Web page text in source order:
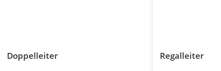
Doppelleiter Regalleiter